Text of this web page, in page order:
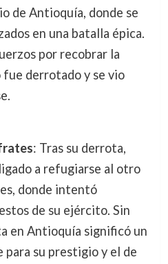
de Antioquía, donde se
en una batalla épica.
por recobrar la
derrotado y se vio
: Tras su derrota,
a refugiarse al otro
donde intentó
de su ejército. Sin
en Antioquía significó un
para su prestigio y el de